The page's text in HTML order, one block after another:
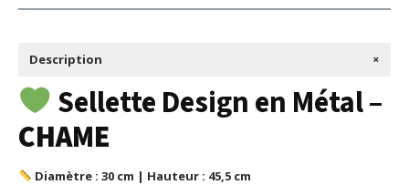
Description +
Sellette Design en Métal –
CHAME
Diamètre : 30 cm | Hauteur : 45,5 cm